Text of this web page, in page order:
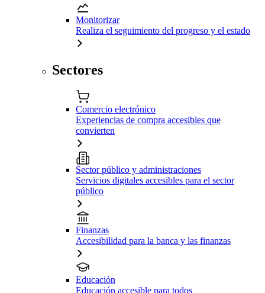
Monitorizar
Realiza el seguimiento del progreso y el estado
Sectores
Comercio electrónico
Experiencias de compra accesibles que
convierten
Sector público y administraciones
Servicios digitales accesibles para el sector
público
Finanzas
Accesibilidad para la banca y las finanzas
Educación
Educación accesible para todos